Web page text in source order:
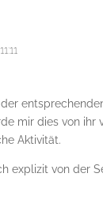
mir dies von ihr
Aktivität.
explizit von der